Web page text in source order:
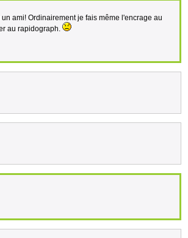
ami! Ordinairement je fais même l'encrage au
au rapidograph.